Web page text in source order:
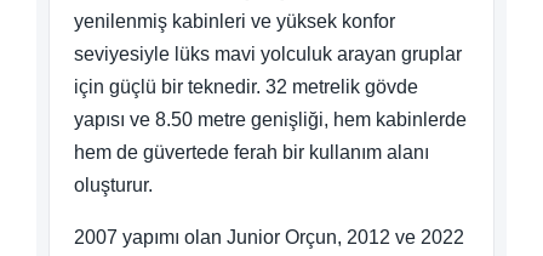
yenilenmiş kabinleri ve yüksek konfor
seviyesiyle lüks mavi yolculuk arayan gruplar
için güçlü bir teknedir. 32 metrelik gövde
yapısı ve 8.50 metre genişliği, hem kabinlerde
hem de güvertede ferah bir kullanım alanı
oluşturur.
2007 yapımı olan Junior Orçun, 2012 ve 2022